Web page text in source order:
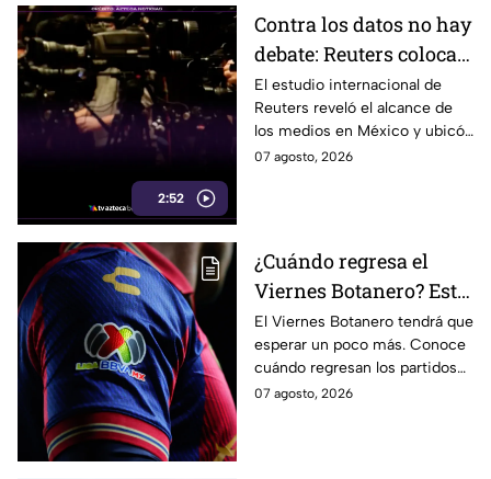
2:52
Contra los datos no hay
debate: Reuters coloca a
TV Azteca como líder
entre medios
tradicionales
El estudio internacional de
Reuters reveló el alcance de
los medios en México y ubicó
a TV Azteca como referente
07 agosto, 2026
¿Cuándo regresa el
Viernes Botanero? Esta
es la FECHA EXACTA
en que vuelve la
tradición de la Liga MX
El Viernes Botanero tendrá que
esperar un poco más. Conoce
cuándo regresan los partidos
de Liga MX en viernes tras la
07 agosto, 2026